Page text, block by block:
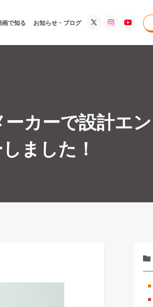
画で知る お知らせ・ブログ
カーで設計エ
ました！